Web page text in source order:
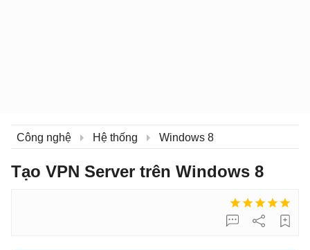
Công nghệ Hệ thống Windows 8
Tạo VPN Server trên Windows 8